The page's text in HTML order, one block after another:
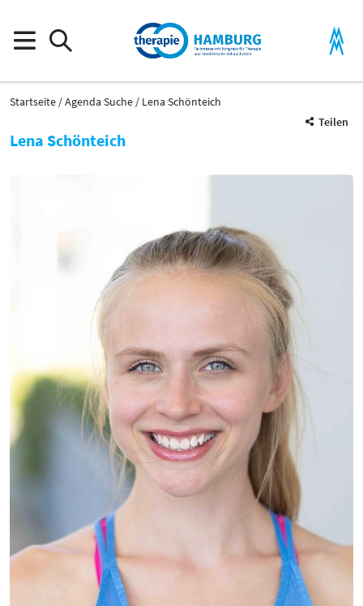
Startseite Agenda Suche
Lena Schönteich
Teilen
Lena Schönteich